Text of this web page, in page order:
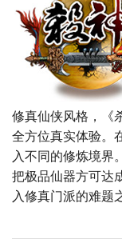
修真仙侠风格，《
全方位真实体验。
入不同的修炼境界
把极品仙器方可达
入修真门派的难题